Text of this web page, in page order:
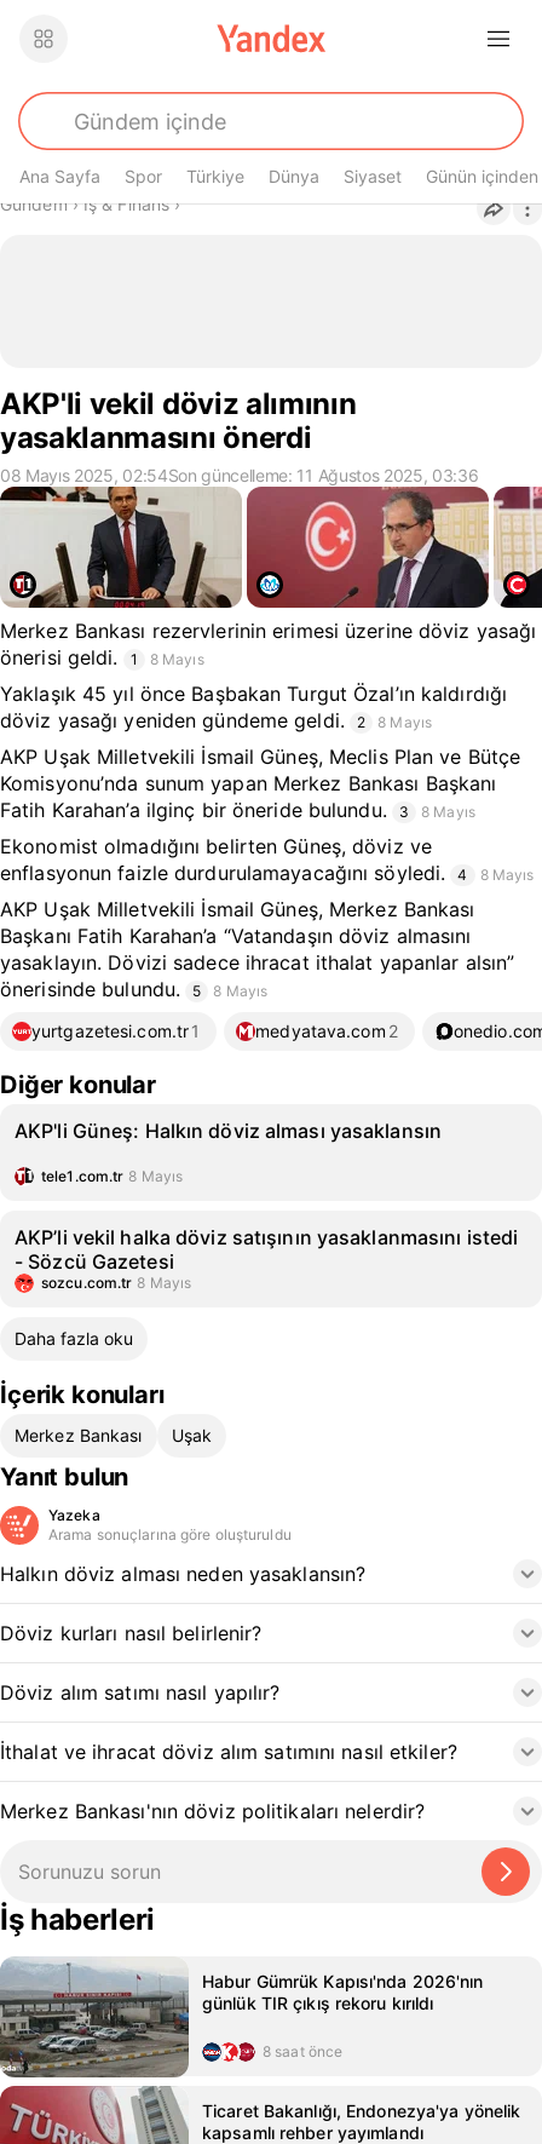
Ana Sayfa Spor Türkiye Dünya Siyaset Günün içinden
Buradasın
Gündem› İş & Finans›
AKP'li vekil döviz alımının
yasaklanmasını önerdi
08 Mayıs 2025, 02:54Son güncelleme: 11 Ağustos 2025, 03:36
Merkez Bankası rezervlerinin erimesi üzerine döviz yasağı
önerisi geldi.
1 8 Mayıs
Yaklaşık 45 yıl önce Başbakan Turgut Özal’ın kaldırdığı
döviz yasağı yeniden gündeme geldi.
2 8 Mayıs
AKP Uşak Milletvekili İsmail Güneş, Meclis Plan ve Bütçe
Komisyonu’nda sunum yapan Merkez Bankası Başkanı
Fatih Karahan’a ilginç bir öneride bulundu.
3 8 Mayıs
Ekonomist olmadığını belirten Güneş, döviz ve
enflasyonun faizle durdurulamayacağını söyledi.
4 8 Mayıs
AKP Uşak Milletvekili İsmail Güneş, Merkez Bankası
Başkanı Fatih Karahan’a “Vatandaşın döviz almasını
yasaklayın. Dövizi sadece ihracat ithalat yapanlar alsın”
önerisinde bulundu.
5 8 Mayıs
yurtgazetesi.com.tr1 medyatava.com 2
Diğer konular
AKP'li Güneş: Halkın döviz alması yasaklansın
tele1.com.tr 8 Mayıs
AKP’li vekil halka döviz satışının yasaklanmasını istedi
- Sözcü Gazetesi
sozcu.com.tr 8 Mayıs
Daha fazla oku
İçerik konuları
Merkez Bankası Uşak
Yanıt bulun
Yazeka
Arama sonuçlarına göre oluşturuldu
Halkın döviz alması neden yasaklansın?
Döviz kurları nasıl belirlenir?
Döviz alım satımı nasıl yapılır?
İthalat ve ihracat döviz alım satımını nasıl etkiler?
Merkez Bankası'nın döviz politikaları nelerdir?
İş haberleri
Habur Gümrük Kapısı'nda 2026'nın
günlük TIR çıkış rekoru kırıldı
8 saat önce
Ticaret Bakanlığı, Endonezya'ya yönelik
kapsamlı rehber yayımlandı